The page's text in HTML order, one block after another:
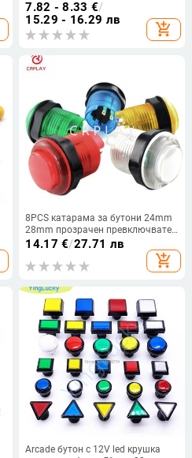
комплект джойстици, PC, PS, 3,
XBOX, игрова конзола,
американски стил, 30 mm
7.82 - 8.33 €/
15.29 - 16.29 лв
add_shopping_cart
8PCS катарама за бутони 24mm
28mm прозрачен превключвател
с осветен бутон LED осветление
5V 12V, използван за Направи си
сам PC игри Pandora
14.17 €/27.71 лв
add_shopping_cart
Arcade бутон с 12V led крушка